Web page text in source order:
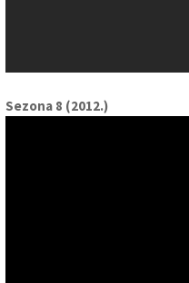
Sezona 8 (2012.)